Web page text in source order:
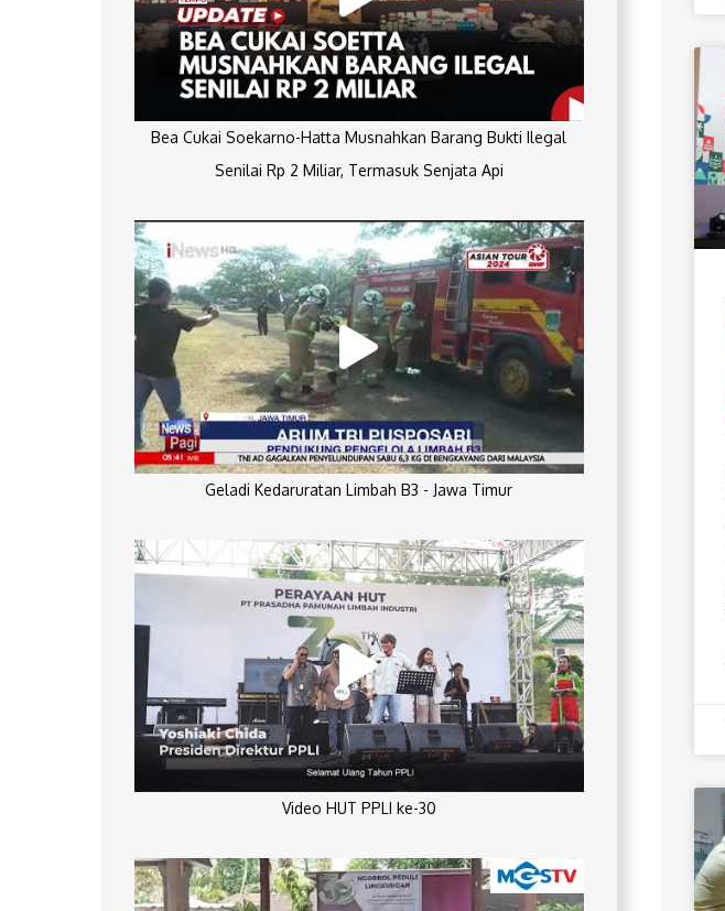
Bea Cukai Soekarno-Hatta Musnahkan Barang Bukti Ilegal
Senilai Rp 2 Miliar, Termasuk Senjata Api
Geladi Kedaruratan Limbah B3 - Jawa Timur
Video HUT PPLI ke-30